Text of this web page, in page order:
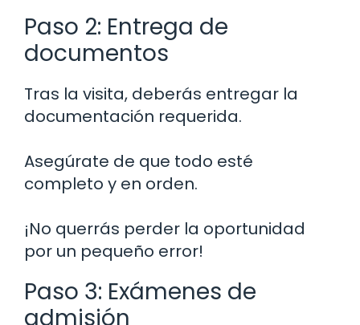
Paso 2: Entrega de
documentos
Tras la visita, deberás entregar la
documentación requerida.
Asegúrate de que todo esté
completo y en orden.
¡No querrás perder la oportunidad
por un pequeño error!
Paso 3: Exámenes de
admisión